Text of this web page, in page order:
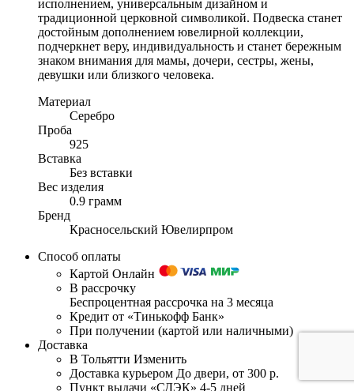
исполнением, универсальным дизайном и
традиционной церковной символикой. Подвеска станет
достойным дополнением ювелирной коллекции,
подчеркнет веру, индивидуальность и станет бережным
знаком внимания для мамы, дочери, сестры, жены,
девушки или близкого человека.
Материал
Серебро
Проба
925
Вставка
Без вставки
Вес изделия
0.9 грамм
Бренд
Красносельский Ювелирпром
Способ оплаты
Картой Онлайн
В рассрочку
Беспроцентная рассрочка на 3 месяца
Кредит от «Тинькофф Банк»
При получении (картой или наличными)
Доставка
В Тольятти Изменить
Доставка курьером До двери, от 300 р.
Пункт выдачи «СДЭК» 4-5 дней